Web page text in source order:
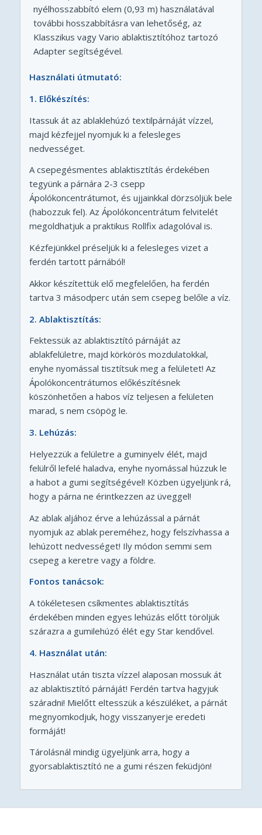
nyélhosszabbító elem (0,93 m) használatával
további hosszabbításra van lehetőség, az
Klasszikus vagy Vario ablaktisztítóhoz tartozó
Adapter segítségével.
Használati útmutató:
1. Előkészítés:
Itassuk át az ablaklehúzó textilpárnáját vízzel,
majd kézfejjel nyomjuk ki a felesleges
nedvességet.
A csepegésmentes ablaktisztítás érdekében
tegyünk a párnára 2-3 csepp
Ápolókoncentrátumot, és ujjainkkal dörzsöljük bele
(habozzuk fel). Az Ápolókoncentrátum felvitelét
megoldhatjuk a praktikus Rollfix adagolóval is.
Kézfejünkkel préseljük ki a felesleges vizet a
ferdén tartott párnából!
Akkor készítettük elő megfelelően, ha ferdén
tartva 3 másodperc után sem csepeg belőle a víz.
2. Ablaktisztítás:
Fektessük az ablaktisztító párnáját az
ablakfelületre, majd körkörös mozdulatokkal,
enyhe nyomással tisztítsuk meg a felületet! Az
Ápolókoncentrátumos előkészítésnek
köszönhetően a habos víz teljesen a felületen
marad, s nem csöpög le.
3. Lehúzás:
Helyezzük a felületre a guminyelv élét, majd
felülről lefelé haladva, enyhe nyomással húzzuk le
a habot a gumi segítségével! Közben ügyeljünk rá,
hogy a párna ne érintkezzen az üveggel!
Az ablak aljához érve a lehúzással a párnát
nyomjuk az ablak pereméhez, hogy felszívhassa a
lehúzott nedvességet! Ily módon semmi sem
csepeg a keretre vagy a földre.
Fontos tanácsok:
A tökéletesen csíkmentes ablaktisztítás
érdekében minden egyes lehúzás előtt töröljük
szárazra a gumilehúzó élét egy Star kendővel.
4. Használat után:
Használat után tiszta vízzel alaposan mossuk át
az ablaktisztító párnáját! Ferdén tartva hagyjuk
száradni! Mielőtt eltesszük a készüléket, a párnát
megnyomkodjuk, hogy visszanyerje eredeti
formáját!
Tárolásnál mindig ügyeljünk arra, hogy a
gyorsablaktisztító ne a gumi részen feküdjön!